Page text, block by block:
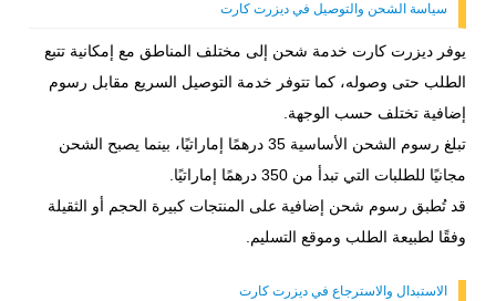
سياسة الشحن والتوصيل في ديزرت كارت
يوفر ديزرت كارت خدمة شحن إلى مختلف المناطق مع إمكانية تتبع
الطلب حتى وصوله، كما تتوفر خدمة التوصيل السريع مقابل رسوم
إضافية تختلف حسب الوجهة.
تبلغ رسوم الشحن الأساسية 35 درهمًا إماراتيًا، بينما يصبح الشحن
مجانيًا للطلبات التي تبدأ من 350 درهمًا إماراتيًا.
قد تُطبق رسوم شحن إضافية على المنتجات كبيرة الحجم أو الثقيلة
وفقًا لطبيعة الطلب وموقع التسليم.
الاستبدال والاسترجاع في ديزرت كارت